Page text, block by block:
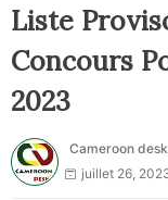
Liste
Concours
2023
Cameroon desk
juillet 26,